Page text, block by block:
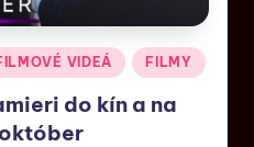
VIDEÁ FILMY
do kín a na